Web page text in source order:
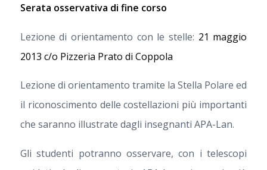
Serata osservativa di fine corso
Lezione di orientamento con le stelle: 21 maggio
2013 c/o Pizzeria Prato di Coppola
Lezione di orientamento tramite la Stella Polare ed
il riconoscimento delle costellazioni più importanti
che saranno illustrate dagli insegnanti APA-Lan.
Gli studenti potranno osservare, con i telescopi